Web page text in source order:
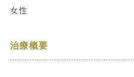
女性
治療概要